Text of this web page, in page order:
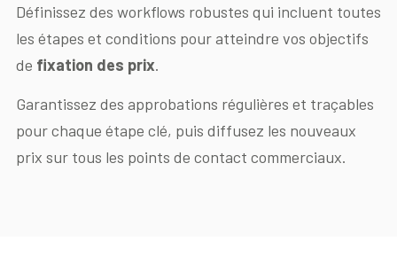
Définissez des workflows robustes qui incluent toutes
les étapes et conditions pour atteindre vos objectifs
de fixation des prix.
Garantissez des approbations régulières et traçables
pour chaque étape clé, puis diffusez les nouveaux
prix sur tous les points de contact commerciaux.